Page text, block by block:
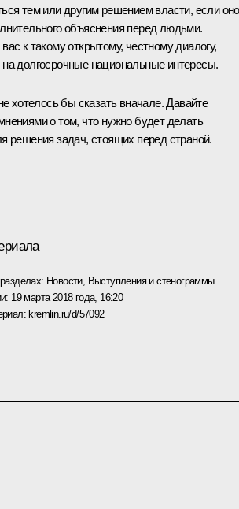
тем или другим решением власти, если оно
объяснения перед людьми.
к такому открытому, честному диалогу,
долгосрочные национальные интересы.
хотелось бы сказать вначале. Давайте
о том, что нужно будет делать
решения задач, стоящих перед страной.
Новости, Выступления и стенограммы
19 марта 2018 года, 16:20
kremlin.ru/d/57092